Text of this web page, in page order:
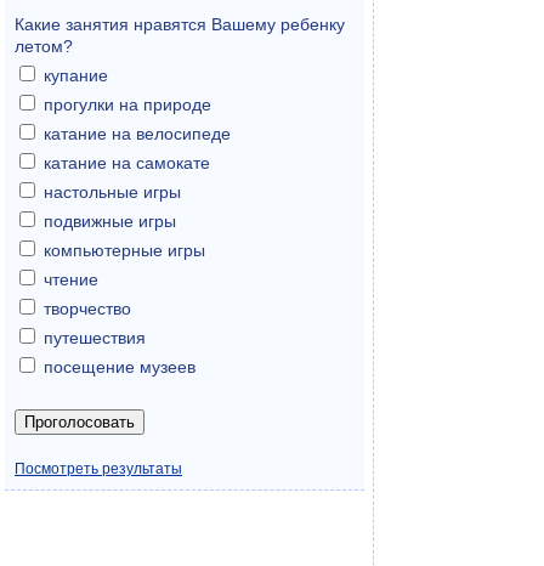
Какие занятия нравятся Вашему ребенку
летом?
купание
прогулки на природе
катание на велосипеде
катание на самокате
настольные игры
подвижные игры
компьютерные игры
чтение
творчество
путешествия
посещение музеев
Посмотреть результаты